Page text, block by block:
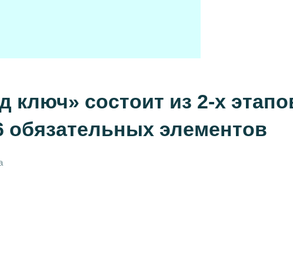
ключ» состоит из 2-х
обязательных элементов